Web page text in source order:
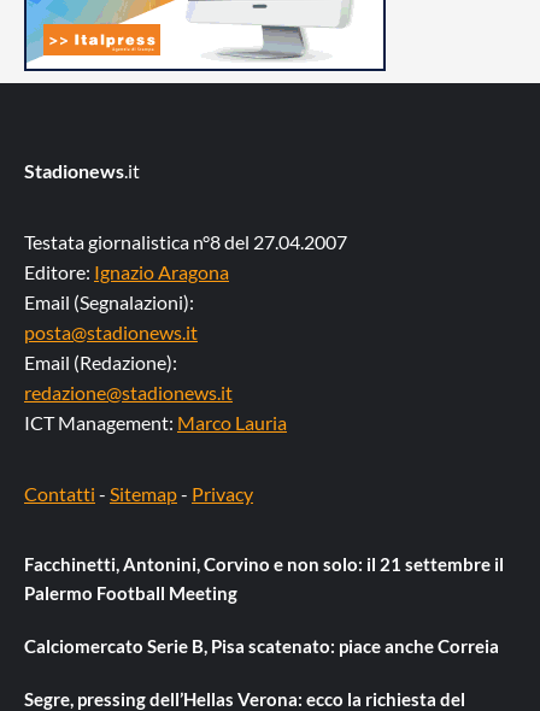
Stadionews.it
Testata giornalistica n°8 del 27.04.2007
Editore: Ignazio Aragona
Email (Segnalazioni):
posta@stadionews.it
Email (Redazione):
redazione@stadionews.it
ICT Management: Marco Lauria
Contatti - Sitemap- Privacy
Facchinetti, Antonini, Corvino e non solo: il 21 settembre il
Palermo Football Meeting
Calciomercato Serie B, Pisa scatenato: piace anche Correia
Segre, pressing dell’Hellas Verona: ecco la richiesta del